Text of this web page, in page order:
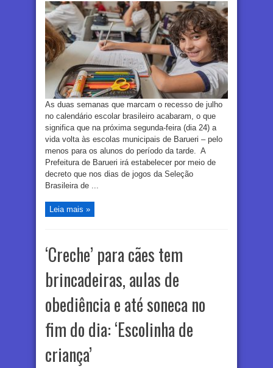
As duas semanas que marcam o recesso de julho
no calendário escolar brasileiro acabaram, o que
significa que na próxima segunda-feira (dia 24) a
vida volta às escolas municipais de Barueri – pelo
menos para os alunos do período da tarde. A
Prefeitura de Barueri irá estabelecer por meio de
decreto que nos dias de jogos da Seleção
Brasileira de ...
Leia mais »
‘Creche’ para cães tem
brincadeiras, aulas de
obediência e até soneca no
fim do dia: ‘Escolinha de
criança’